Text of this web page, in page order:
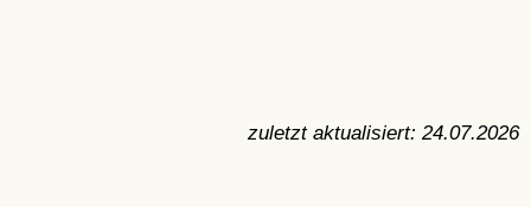
zuletzt aktualisiert: 24.07.2026